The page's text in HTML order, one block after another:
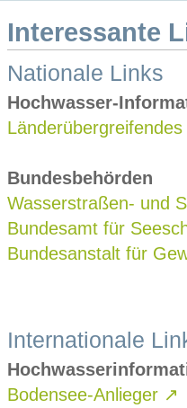
Interessante
Nationale Links
Hochwasser-
Bundesbehörden
Wasserstraßen- und
Bundesamt für
Bundesanstalt für
Internationale
Bodensee-Anlieger ↗